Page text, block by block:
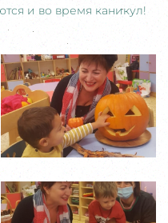
и во время каникул!